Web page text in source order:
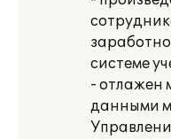
системе
- отлажен
данными